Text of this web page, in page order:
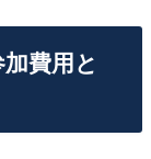
費用と